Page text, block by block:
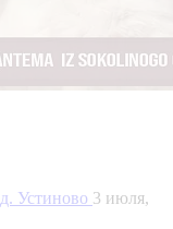
д. Устиново 3 июля,